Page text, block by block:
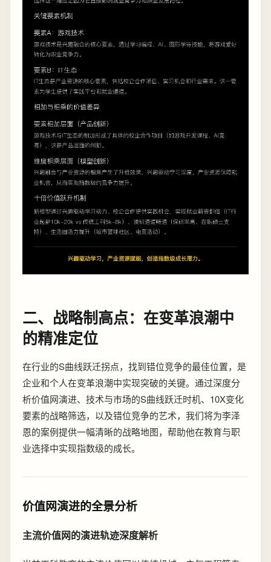
二、战略制高点：在变革浪潮中
的精准定位
在行业的S曲线跃迁拐点，找到错位竞争的最佳位置，是
企业和个人在变革浪潮中实现突破的关键。通过深度分
析价值网演进、技术与市场的S曲线跃迁时机、10X变化
要素的战略筛选，以及错位竞争的艺术，我们将为李泽
恩的案例提供一幅清晰的战略地图，帮助他在教育与职
业选择中实现指数级的成长。
价值网演进的全景分析
主流价值网的演进轨迹深度解析